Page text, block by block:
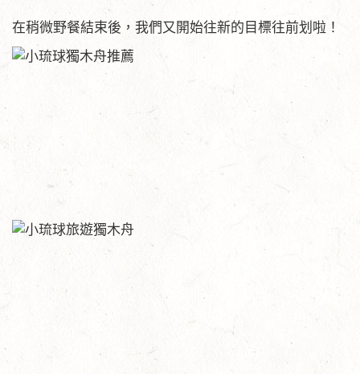
在稍微野餐結束後，我們又開始往新的目標往前划啦！